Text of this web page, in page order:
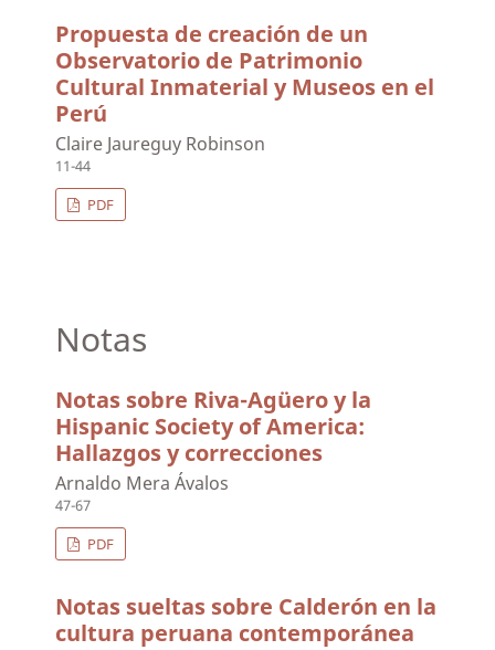
Propuesta de creación de un
Observatorio de Patrimonio
Cultural Inmaterial y Museos en el
Perú
Claire Jaureguy Robinson
11-44
PDF
Notas
Notas sobre Riva-Agüero y la
Hispanic Society of America:
Hallazgos y correcciones
Arnaldo Mera Ávalos
47-67
PDF
Notas sueltas sobre Calderón en la
cultura peruana contemporánea